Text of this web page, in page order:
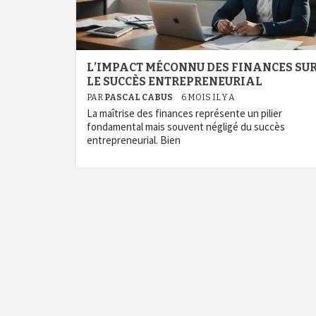
L’IMPACT MÉCONNU DES FINANCES
LE SUCCÈS ENTREPRENEURIAL
PAR PASCAL CABUS 6 MOIS IL Y A
La maîtrise des finances représente un pilier
fondamental mais souvent négligé du succès
entrepreneurial. Bien